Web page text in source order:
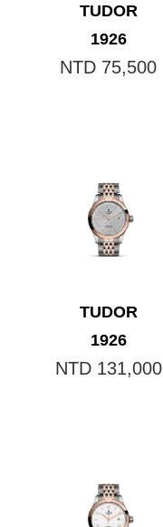
TUDOR
1926
NTD 75,500
TUDOR
1926
NTD 131,000